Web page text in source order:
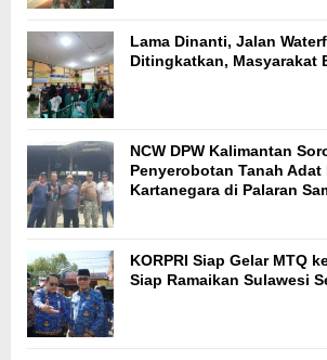
Lama Dinanti, Jalan
Ditingkatkan, Masyarakat
NCW DPW Kalimantan
Penyerobotan Tanah
Kartanegara di Palaran
KORPRI Siap Gelar MTQ
Siap Ramaikan Sulawesi